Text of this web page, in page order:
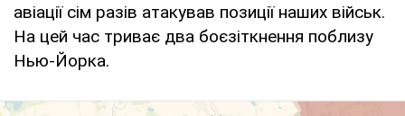
авіації сім разів атакував позиції наших військ.
На цей час триває два боєзіткнення поблизу
Нью-Йорка.